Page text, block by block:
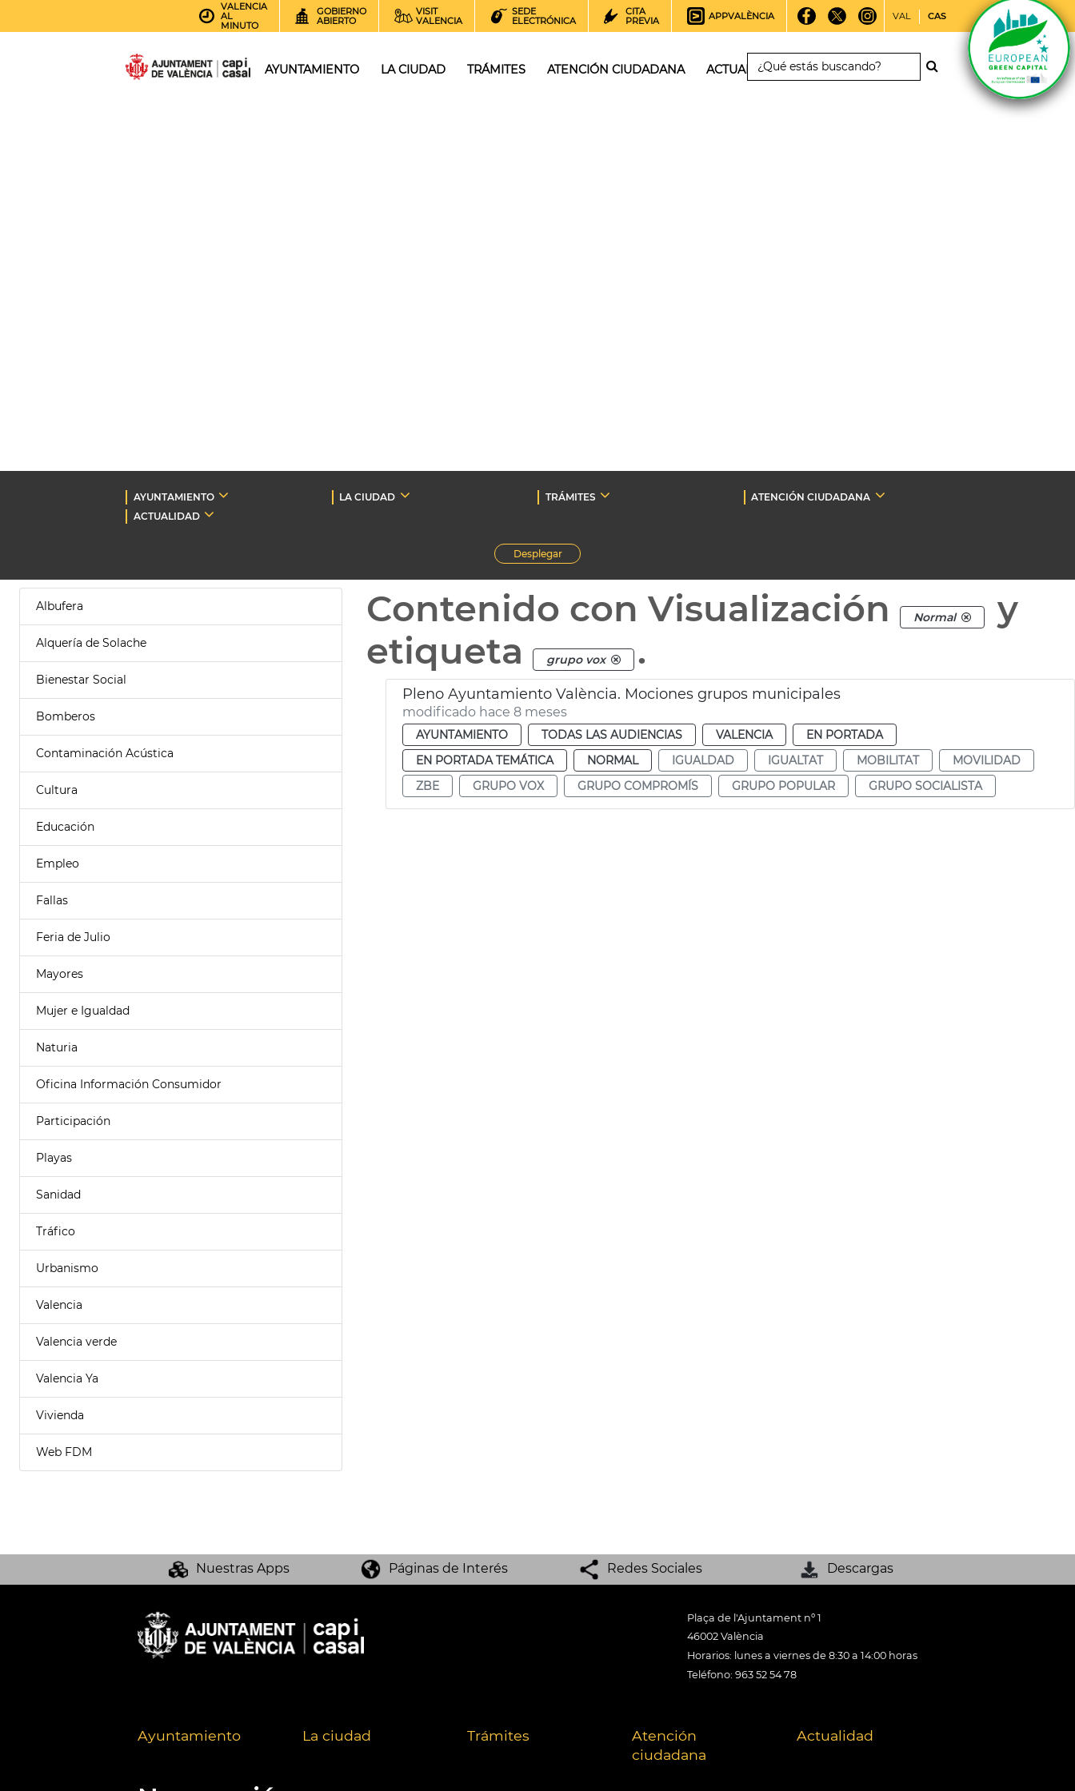
VALENCIA
AL
MINUTO
GOBIERNO
ABIERTO
VISIT
VALENCIA
SEDE
ELECTRÓNICA
CITA
PREVIA
APPVALÈNCIA VAL CAS
AYUNTAMIENTO LA CIUDAD TRÁMITES ATENCIÓN CIUDADANA ACTUALIDAD
AYUNTAMIENTO LA CIUDAD TRÁMITES
ATENCIÓN CIUDADANA
ACTUALIDAD
Desplegar
Albufera
Alquería de Solache
Bienestar Social
Bomberos
Contaminación Acústica
Cultura
Educación
Empleo
Fallas
Feria de Julio
Mayores
Mujer e Igualdad
Naturia
Oficina Información Consumidor
Participación
Playas
Sanidad
Tráfico
Urbanismo
Valencia
Valencia verde
Valencia Ya
Vivienda
Web FDM
Contenido con Visualización Normal
y
etiqueta
grupo vox .
Pleno Ayuntamiento València. Mociones grupos municipales
modificado hace 8 meses
AYUNTAMIENTO TODAS LAS AUDIENCIAS VALENCIA
EN PORTADA
EN PORTADA TEMÁTICA
NORMAL IGUALDAD IGUALTAT MOBILITAT
MOVILIDAD
ZBE
GRUPO VOX GRUPO COMPROMÍS GRUPO POPULAR GRUPO SOCIALISTA
Nuestras Apps Páginas de Interés Redes Sociales Descargas
Plaça de l'Ajuntament nº 1
46002 València
Horarios: lunes a viernes de 8:30 a 14:00 horas
Teléfono: 963 52 54 78
Ayuntamiento La ciudad Trámites
Atención
ciudadana
Actualidad